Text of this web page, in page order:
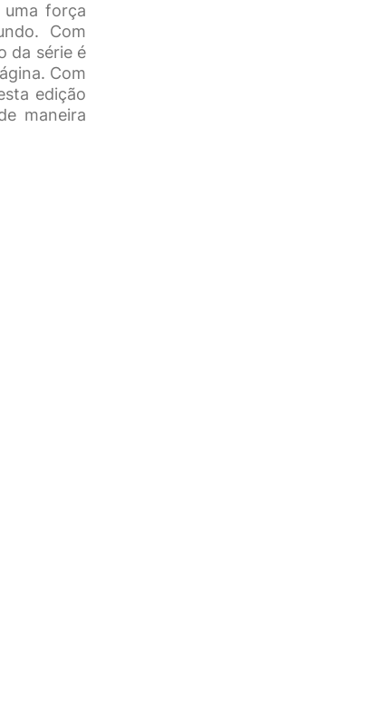
força
Com
da série é
Com
edição
maneira